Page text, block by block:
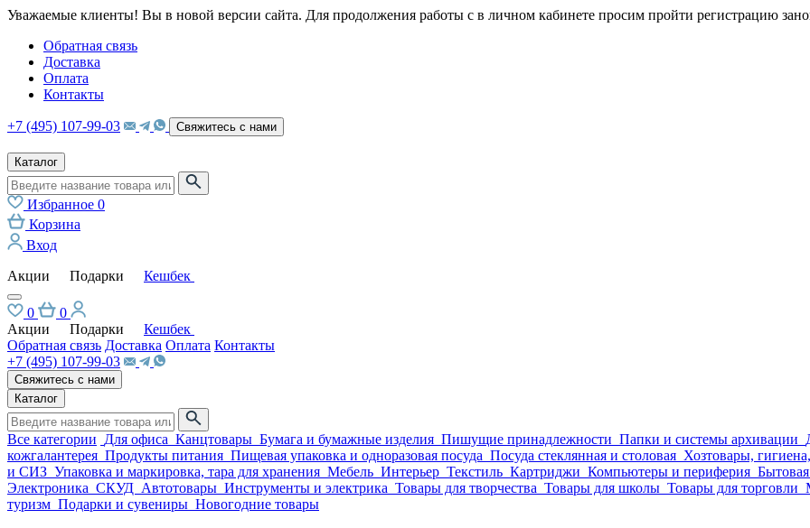
Уважаемые клиенты! Вы в новой версии сайта. Для продолжения работы с в личном кабинете просим пройти регистрацию
Обратная связь
Доставка
Оплата
Контакты
+7 (495) 107-99-03 Свяжитесь с нами
Каталог
Избранное 0
Корзина
Вход
Акции
Подарки Кешбек
0
0
Акции
Подарки
Кешбек
Обратная связь Доставка Оплата Контакты
+7 (495) 107-99-03
Свяжитесь с нами
Каталог
Все категории Для офиса Канцтовары Бумага и бумажные изделия Пишущие принадлежности Папки и системы архивации
кожгалантерея Продукты питания Пищевая упаковка и одноразовая посуда Посуда стеклянная и столовая Хозтовары,
и СИЗ Упаковка и маркировка, тара для хранения Мебель Интерьер Текстиль Картриджи Компьютеры и периферия
Электроника СКУД Автотовары Инструменты и электрика Товары для творчества Товары для школы Товары для торговли
туризм Подарки и сувениры Новогодние товары